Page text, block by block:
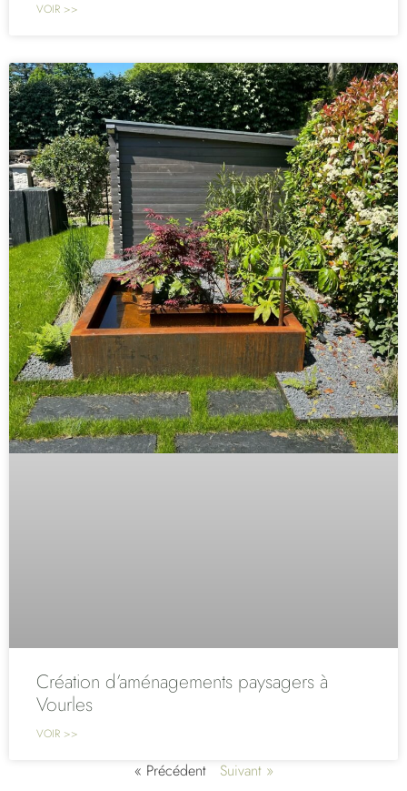
VOIR >>
Création d’aménagements paysagers à
Vourles
VOIR >>
« Précédent Suivant »